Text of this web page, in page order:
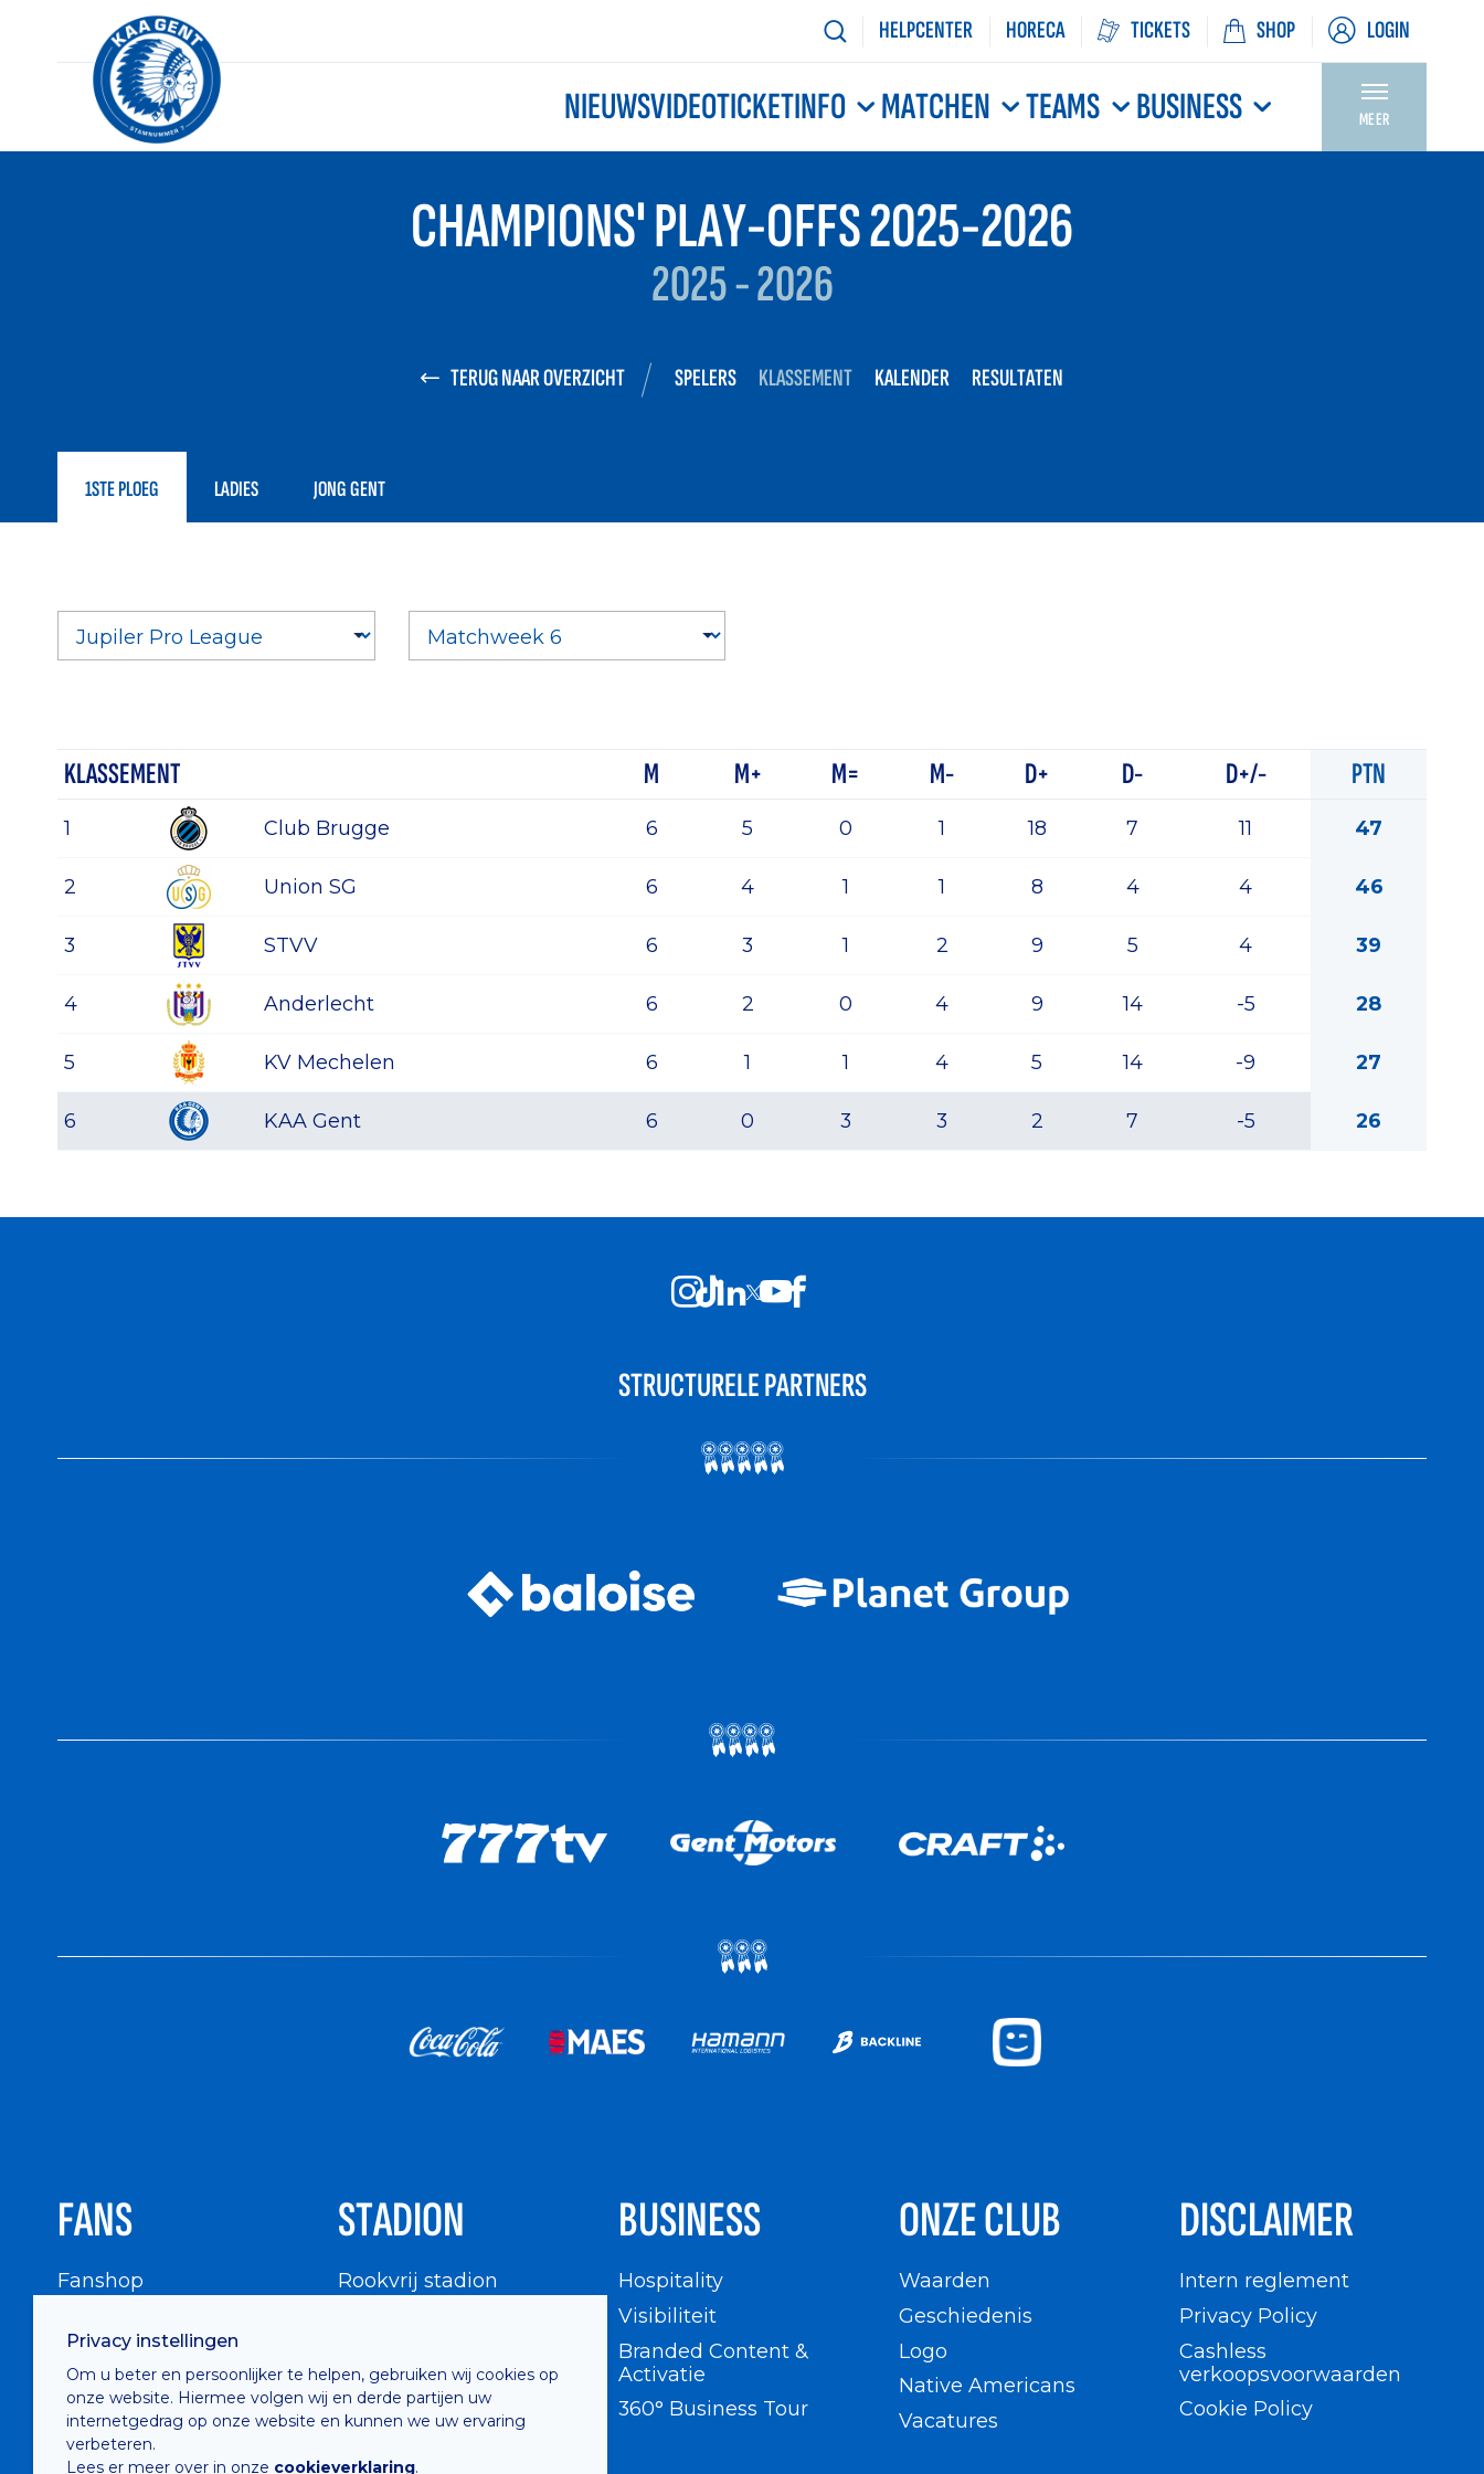
HELPCENTER HORECA TICKETS SHOP LOGIN
NIEUWSVIDEOTICKETINFO MATCHEN TEAMS BUSINESS MEER
CHAMPIONS' PLAY-OFFS 2025-2026
2025 - 2026
TERUG NAAR OVERZICHT SPELERS KLASSEMENT KALENDER RESULTATEN
1STE PLOEG LADIES JONG GENT
KLASSEMENT M M+ M= M- D+ D- D+/- PTN
1 Club Brugge 6 5 0 1 18 7 11 47
2 Union SG 6 4 1 1 8 4 4 46
3 STVV 6 3 1 2 9 5 4 39
4 Anderlecht 6 2 0 4 9 14 -5 28
5 KV Mechelen 6 1 1 4 5 14 -9 27
6 KAA Gent 6 0 3 3 2 7 -5 26
Privacy instellingen
Om u beter en persoonlijker te helpen, gebruiken wij cookies op
onze website. Hiermee volgen wij en derde partijen uw
internetgedrag op onze website en kunnen we uw ervaring
verbeteren.
Lees er meer over in onze cookieverklaring.
STRUCTURELE PARTNERS
FANS
Fanshop
Supportersraad
Buffalo Kids Club
Supportersfederatie
Supportersclubs
STADION
Rookvrij stadion
BUSINESS
Hospitality
Visibiliteit
Branded Content &
Activatie
360° Business Tour
ONZE CLUB
Waarden
Geschiedenis
Logo
Native Americans
Vacatures
DISCLAIMER
Intern reglement
Privacy Policy
Cashless
verkoopsvoorwaarden
Cookie Policy